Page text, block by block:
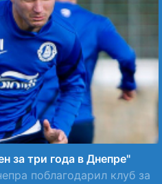
за три года в Днепре"
поблагодарил клуб за